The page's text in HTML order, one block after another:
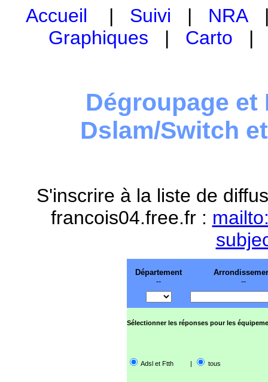
Accueil | Suivi | NRA
Graphiques | Carto
Dégroupage et
Dslam/Switch
S'inscrire à la liste de
francois04.free.fr :
Département
--
--
Sélectionner les réponses pour les
Adsl et Ftth | tous